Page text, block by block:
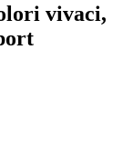
vivaci,